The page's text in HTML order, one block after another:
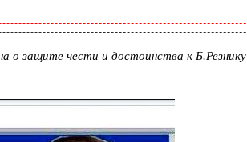
о защите чести и достоинства к Б.Резнику